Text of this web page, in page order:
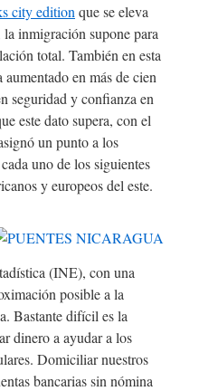
city edition que se eleva
inmigración supone para
total. También en esta
en más de cien
seguridad y confianza en
este dato supera, con el
un punto a los
uno de los siguientes
y europeos del este.
(INE), con una
posible a la
Bastante difícil es la
dinero a ayudar a los
Domiciliar nuestros
bancarias sin nómina